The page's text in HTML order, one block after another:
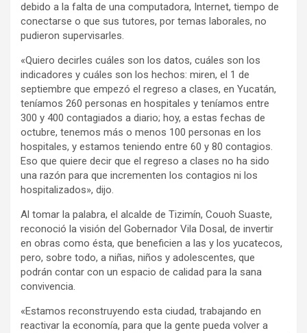
debido a la falta de una computadora, Internet, tiempo de
conectarse o que sus tutores, por temas laborales, no
pudieron supervisarles.
«Quiero decirles cuáles son los datos, cuáles son los
indicadores y cuáles son los hechos: miren, el 1 de
septiembre que empezó el regreso a clases, en Yucatán,
teníamos 260 personas en hospitales y teníamos entre
300 y 400 contagiados a diario; hoy, a estas fechas de
octubre, tenemos más o menos 100 personas en los
hospitales, y estamos teniendo entre 60 y 80 contagios.
Eso que quiere decir que el regreso a clases no ha sido
una razón para que incrementen los contagios ni los
hospitalizados», dijo.
Al tomar la palabra, el alcalde de Tizimín, Couoh Suaste,
reconoció la visión del Gobernador Vila Dosal, de invertir
en obras como ésta, que beneficien a las y los yucatecos,
pero, sobre todo, a niñas, niños y adolescentes, que
podrán contar con un espacio de calidad para la sana
convivencia.
«Estamos reconstruyendo esta ciudad, trabajando en
reactivar la economía, para que la gente pueda volver a